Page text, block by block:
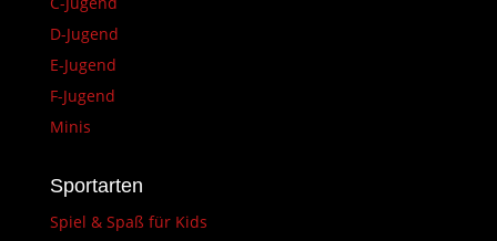
D-Jugend
E-Jugend
F-Jugend
Minis
Sportarten
Spiel & Spaß für Kids